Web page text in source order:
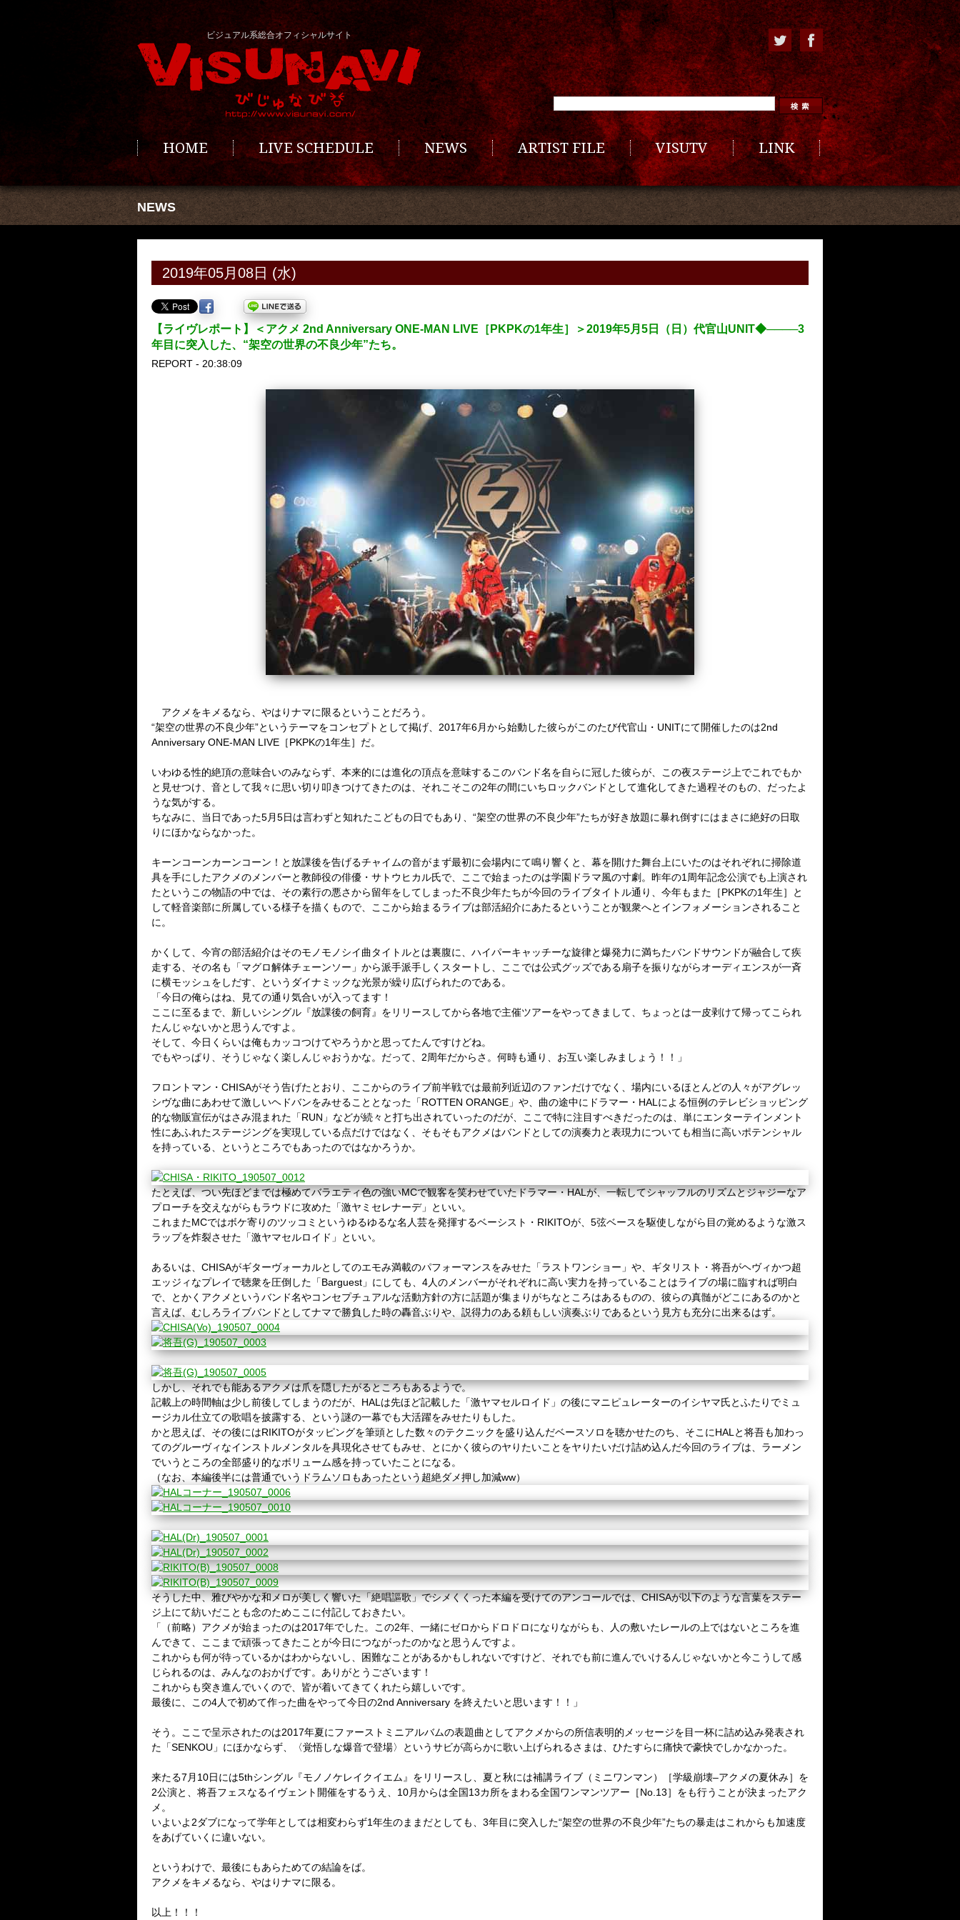
ビジュアル系総合オフィシャルサイト
HOME LIVE SCHEDULE NEWS ARTIST FILE VISUTV LINK
NEWS
2019年05月08日 (水)
【ライヴレポート】＜アクメ 2nd Anniversary ONE-MAN LIVE［PKPKの1年生］＞2019年5月5日（日）代官山UNIT◆────3
年目に突入した、“架空の世界の不良少年”たち。
REPORT - 20:38:09
アクメをキメるなら、やはりナマに限るということだろう。
“架空の世界の不良少年”というテーマをコンセプトとして掲げ、 2017年6月から始動した彼らがこのたび代官山・ UNITにて開催したのは2nd
Anniversary ONE-MAN LIVE ［PKPKの1年生］だ。
いわゆる性的絶頂の意味合いのみならず、本来的には進化の頂点を意味するこのバンド名を自らに冠した彼らが、
この夜ステージ上でこれでもか
と見せつけ、音として我々に思い切り叩きつけてきたのは、 それこそこの2年の間にいちロックバンドとして進化してきた過程そのもの、だったよ
うな気がする。
ちなみに、当日であった5月5日は言わずと知れたこどもの日でもあり、 “架空の世界の不良少年”たちが好き放題に暴れ倒すにはまさに絶好の日取
りにほかならなかった。
キーンコーンカーンコーン！と放課後を告げるチャイムの音がまず最初に会場内にて鳴り響くと、 幕を開けた舞台上にいたのはそれぞれに掃除道
具を手にしたアクメのメンバーと教師役の俳優・サトウヒカル氏で、
ここで始まったのは学園ドラマ風の寸劇。昨年の1 周年記念公演でも上演され
たというこの物語の中では、 その素行の悪さから留年をしてしまった不良少年たちが今回のライブタイトル通り、 今年もまた［PKPKの1年生］と
して軽音楽部に所属している様子を描くもので、
ここから始まるライブは部活紹介にあたるということが観衆へとインフォメーションされること
に。
かくして、今宵の部活紹介はそのモノモノシイ曲タイトルとは裏腹に、 ハイパーキャッチーな旋律と爆発力に満ちたバンドサウンドが融合して疾
走する、その名も「マグロ解体チェーンソー」から派手派手しくスタートし、ここでは公式グッズである扇子を振りながらオーディエンスが一斉
に横モッシュをしだす、というダイナミックな光景が繰り広げられたのである。
「今日の俺らはね、見ての通り気合いが入ってます！
ここに至るまで、新しいシングル『放課後の飼育』をリリースしてから各地で主催ツアーをやってきまして、 ちょっとは一皮剥けて帰ってこられ
たんじゃないかと思うんですよ。
そして、今日くらいは俺もカッコつけてやろうかと思ってたんですけどね。
でもやっぱり、そうじゃなく楽しんじゃおうかな。だって、 2周年だからさ。何時も通り、お互い楽しみましょう！！」
フロントマン・ CHISAがそう告げたとおり、ここからのライブ前半戦では最前列近辺のファンだけでなく、 場内にいるほとんどの人々がアグレッ
シヴな曲にあわせて激しいヘドバンをみせることとなった「ROTTEN ORANGE 」や、 曲の途中にドラマー・ HAL による恒例のテレビショッピング
的な物販宣伝がはさみ混まれた「RUN 」などが続々と打ち出されていったのだが、ここで特に注目すべきだったのは、単にエンターテインメント
性にあふれたステージングを実現している点だけではなく、そもそもアクメはバンドとしての演奏力と表現力についても相当に高いポテンシャル
を持っている、
というところでもあったのではなかろうか。
たとえば、つい先ほどまでは極めてバラエティ色の強いMCで観客を笑わせていたドラマー・HALが、一転してシャッフルのリズムとジャジーなア
プローチを交えながらもラウドに攻めた「激ヤミセレナーデ」といい。
これまたMCではボケ寄りのツッコミというゆるゆるな名人芸を発揮するベーシスト・ RIKITOが、 5弦ベースを駆使しながら目の覚めるような激ス
ラップを炸裂させた「激ヤマセルロイド」といい。
あるいは、 CHISAがギターヴォーカルとしてのエモみ満載のパフォーマンスをみせた「ラストワンショー」や、 ギタリスト・将吾がヘヴィかつ超
エッジィなプレイで聴衆を圧倒した「Barguest 」にしても、 4人のメンバーがそれぞれに高い実力を持っていることはライブの場に臨すれば明白
で、
とかくアクメというバンド名やコンセプチュアルな活動方針の方に話題が集まりがちなところはあるものの、彼らの真髄がどこにあるのかと
言えば、むしろライブバンドとしてナマで勝負した時の轟音ぶりや、 説得力のある頼もしい演奏ぶりであるという見方も充分に出来るはず。
しかし、それでも能あるアクメは爪を隠したがるところもあるようで。
記載上の時間軸は少し前後してしまうのだが、 HAL は先ほど記載した「激ヤマセルロイド」の後にマニピュレーターのイシヤマ氏とふたりでミュ
ージカル仕立ての歌唱を披露する、という謎の一幕でも大活躍をみせたりもした。
かと思えば、その後にはRIKITOがタッピングを筆頭とした数々のテクニックを盛り込んだベースソロを聴かせたのち、 そこにHAL と将吾も加わっ
てのグルーヴィなインストルメンタルを具現化させてもみせ、
とにかく彼らのヤりたいことをヤりたいだけ詰め込んだ今回のライブは、ラーメン
でいうところの全部盛り的なボリューム感を持っていたことになる。
（なお、本編後半には普通でいうドラムソロもあったという超絶ダメ押し加減ww）
そうした中、雅びやかな和メロが美しく響いた「絶唱謳歌」でシメくくった本編を受けてのアンコールでは、CHISAが以下のような言葉をステー
ジ上にて紡いだことも念のためここに付記しておきたい。
「（前略）アクメが始まったのは2017年でした。この2年、一緒にゼロからドロドロになりながらも、
人の敷いたレールの上ではないところを進
んできて、ここまで頑張ってきたことが今日につながったのかなと思うんですよ。
これからも何が待っているかはわからないし、困難なことがあるかもしれないですけど、 それでも前に進んでいけるんじゃないかと今こうして感
じられるのは、みんなのおかげです。ありがとうございます！
これからも突き進んでいくので、皆が着いてきてくれたら嬉しいです。
最後に、この4人で初めて作った曲をやって今日の2nd Anniversary を終えたいと思います！！」
そう。ここで呈示されたのは2017年夏にファーストミニアルバムの表題曲としてアクメからの所信表明的メッセージを目一杯に詰め込み発表され
た「SENKOU 」にほかならず、 〈覚悟しな爆音で登場〉というサビが高らかに歌い上げられるさまは、ひたすらに痛快で豪快でしかなかった。
来たる7 月 10日には5thシングル『モノノケレイクイエム』をリリースし、 夏と秋には補講ライブ（ミニワンマン）［学級崩壊–アクメの夏休み］を
2公演と、将吾フェスなるイヴェント開催をするうえ、 10月からは全国13カ所をまわる全国ワンマンツアー［No.13］をも行うことが決まったアク
メ。
いよいよ 2ダブになって学年としては相変わらず1年生のままだとしても、 3年目に突入した“架空の世界の不良少年”たちの暴走はこれからも加速度
をあげていくに違いない。
というわけで、最後にもあらためての結論をば。
アクメをキメるなら、やはりナマに限る。
以上！！！